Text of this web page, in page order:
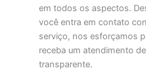
em todos os aspectos.
você entra em contato
serviço, nos esforçamos
receba um atendimento
transparente.